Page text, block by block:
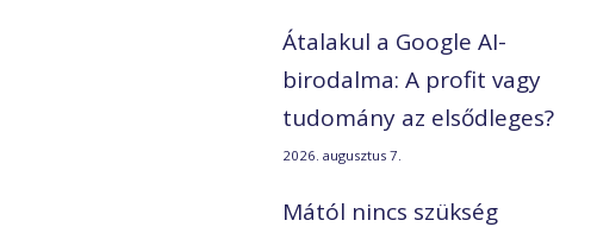
Átalakul a Google AI-
birodalma: A profit vagy
tudomány az elsődleges?
2026. augusztus 7.
Mától nincs szükség